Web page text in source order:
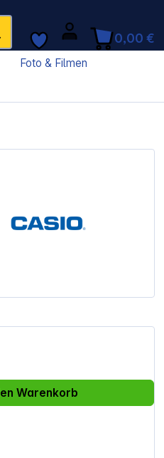
0,00 €
Foto & Filmen
Wert ein
Warenkorb